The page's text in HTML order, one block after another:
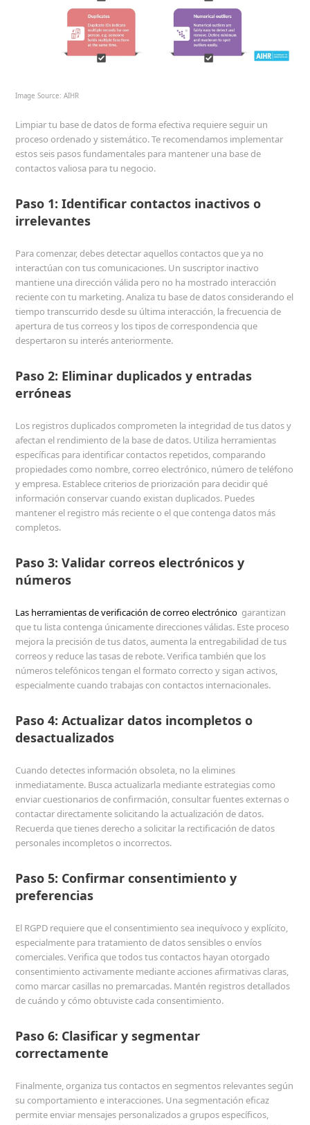
Image Source:AIHR
Limpiar tu base de datos de forma efectiva requiere seguir un
proceso ordenado y sistemático. Te recomendamos implementar
estos seis pasos fundamentales para mantener una base de
contactos valiosa para tu negocio.
Paso 1: Identificar contactos inactivos o
irrelevantes
Para comenzar, debes detectar aquellos contactos que ya no
interactúan con tus comunicaciones. Un suscriptor inactivo
mantiene una dirección válida pero no ha mostrado interacción
reciente con tu marketing. Analiza tu base de datos considerando el
tiempo transcurrido desde su última interacción, la frecuencia de
apertura de tus correos y los tipos de correspondencia que
despertaron su interés anteriormente.
Paso 2: Eliminar duplicados y entradas
erróneas
Los registros duplicados comprometen la integridad de tus datos y
afectan el rendimiento de la base de datos. Utiliza herramientas
específicas para identificar contactos repetidos, comparando
propiedades como nombre, correo electrónico, número de teléfono
y empresa. Establece criterios de priorización para decidir qué
información conservar cuando existan duplicados. Puedes
mantener el registro más reciente o el que contenga datos más
completos.
Paso 3: Validar correos electrónicos y
números
Las herramientas de verificación de correo electrónico garantizan
que tu lista contenga únicamente direcciones válidas. Este proceso
mejora la precisión de tus datos, aumenta la entregabilidad de tus
correos y reduce las tasas de rebote. Verifica también que los
números telefónicos tengan el formato correcto y sigan activos,
especialmente cuando trabajas con contactos internacionales.
Paso 4: Actualizar datos incompletos o
desactualizados
Cuando detectes información obsoleta, no la elimines
inmediatamente. Busca actualizarla mediante estrategias como
enviar cuestionarios de confirmación, consultar fuentes externas o
contactar directamente solicitando la actualización de datos.
Recuerda que tienes derecho a solicitar la rectificación de datos
personales incompletos o incorrectos.
Paso 5: Confirmar consentimiento y
preferencias
El RGPD requiere que el consentimiento sea inequívoco y explícito,
especialmente para tratamiento de datos sensibles o envíos
comerciales. Verifica que todos tus contactos hayan otorgado
consentimiento activamente mediante acciones afirmativas claras,
como marcar casillas no premarcadas. Mantén registros detallados
de cuándo y cómo obtuviste cada consentimiento.
Paso 6: Clasificar y segmentar
correctamente
Finalmente, organiza tus contactos en segmentos relevantes según
su comportamiento e interacciones. Una segmentación eficaz
permite enviar mensajes personalizados a grupos específicos,